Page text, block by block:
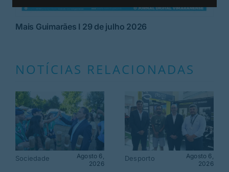
Mais Guimarães I 29 de julho 2026
NOTÍCIAS RELACIONADAS
Sociedade
Agosto 6,
2026
Desporto
Agosto 6,
2026